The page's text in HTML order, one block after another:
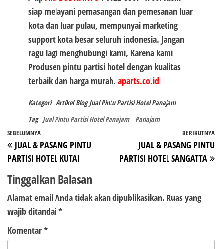
siap melayani pemasangan dan pemesanan luar
kota dan luar pulau, mempunyai marketing
support kota besar seluruh indonesia. Jangan
ragu lagi menghubungi kami, Karena kami
Produsen pintu partisi hoteldengan kualitas
terbaik dan harga murah. aparts.co.id
Kategori Artikel Blog Jual Pintu Partisi Hotel Panajam
Tag Jual Pintu Partisi Hotel Panajam Panajam
Navigasi
pos
Pos
Sebelumnya
SEBELUMNYA
JUAL & PASANG PINTU
PARTISI HOTEL KUTAI
BERIKUTNYA
JUAL & PASANG PINTU
PARTISI HOTEL SANGATTA
Tinggalkan Balasan
Alamat email Anda tidak akan dipublikasikan. Ruas yang
wajib ditandai*
Komentar*